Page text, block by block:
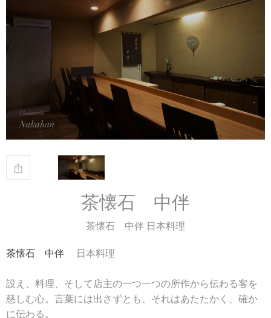
茶懐石 中伴
茶懐石 中伴 日本料理
茶懐石 中伴 日本料理
設え、料理、そして店主の一つ一つの所作から伝わる客を
慈しむ心。言葉には出さずとも、それはあたたかく、確か
に伝わる。